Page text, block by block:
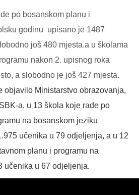
po bosanskom planu i
godinu upisano je 1487
još 480 mjesta.a u školama
nakon 2. upisnog roka
a slobodno je još 427 mjesta.
objavilo Ministarstvo obrazovanja,
a, u 13 škola koje rade po
na bosanskom jeziku
učenika u 79 odjeljenja, a u 12
planu i programu na
učenika u 67 odjeljenja.